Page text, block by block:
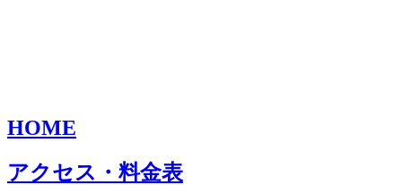
HOME
アクセス・料金表